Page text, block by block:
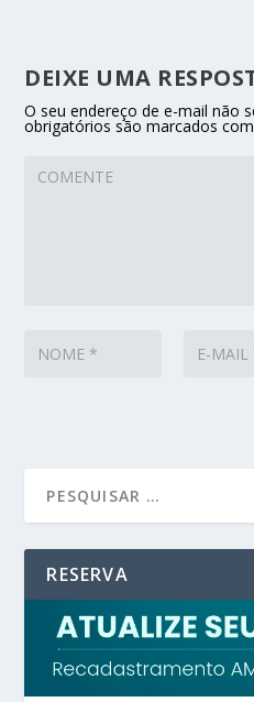
DEIXE UMA
O seu endereço de e-mail não
obrigatórios são marcados
RESERVA